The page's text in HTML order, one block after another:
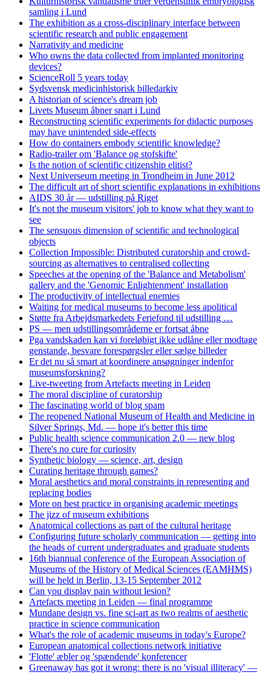
samling i Lund
The exhibition as a cross-disciplinary interface between
scientific research and public engagement
Narrativity and medicine
Who owns the data collected from implanted monitoring
devices?
ScienceRoll 5 years today
Sydsvensk medicinhistorisk billedarkiv
A historian of science's dream job
Livets Museum åbner snart i Lund
Reconstructing scientific experiments for didactic purposes
may have unintended side-effects
How do containers embody scientific knowledge?
Radio-trailer om 'Balance og stofskifte'
Is the notion of scientific citizenship elitist?
Next Universeum meeting in Trondheim in June 2012
The difficult art of short scientific explanations in exhibitions
AIDS 30 år — udstilling på Riget
It's not the museum visitors' job to know what they want to
see
The sensuous dimension of scientific and technological
objects
Collection Impossible: Distributed curatorship and crowd-
sourcing as alternatives to centralised collecting
Speeches at the opening of the 'Balance and Metabolism'
gallery and the 'Genomic Enlightenment' installation
The productivity of intellectual enemies
Waiting for medical museums to become less apolitical
Støtte fra Arbejdsmarkedets Feriefond til udstilling …
PS — men udstillingsområderne er fortsat åbne
Pga vandskaden kan vi foreløbigt ikke udlåne eller modtage
genstande, besvare forespørgsler eller sælge billeder
Er det nu så smart at koordinere ansøgninger indenfor
museumsforskning?
Live-tweeting from Artefacts meeting in Leiden
The moral discipline of curatorship
The fascinating world of blog spam
The reopened National Museum of Health and Medicine in
Silver Springs, Md. — hope it's better this time
Public health science communication 2.0 — new blog
There's no cure for curiosity
Synthetic biology — science, art, design
Curating heritage through games?
Moral aesthetics and moral constraints in representing and
replacing bodies
More on best practice in organising academic meetings
The jizz of museum exhibitions
Anatomical collections as part of the cultural heritage
Configuring future scholarly communication — getting into
the heads of current undergraduates and graduate students
16th biannual conference of the European Association of
Museums of the History of Medical Sciences (EAMHMS)
will be held in Berlin, 13-15 September 2012
Can you display pain without lesion?
Artefacts meeting in Leiden — final programme
Mundane design vs. fine sci-art as two realms of aesthetic
practice in science communication
What's the role of academic museums in today's Europe?
European anatomical collections network initiative
'Flotte' æbler og 'spændende' konferencer
Greenaway has got it wrong: there is no 'visual illiteracy' —